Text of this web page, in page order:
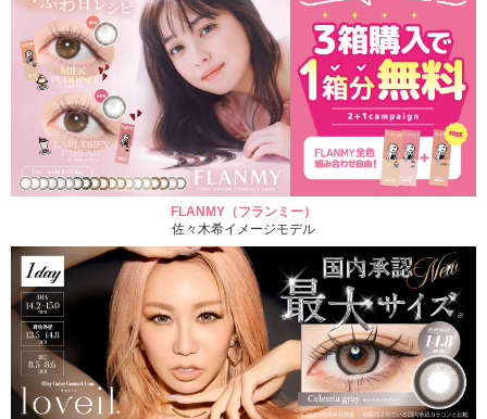
FLANMY（フランミー）
佐々木希イメージモデル